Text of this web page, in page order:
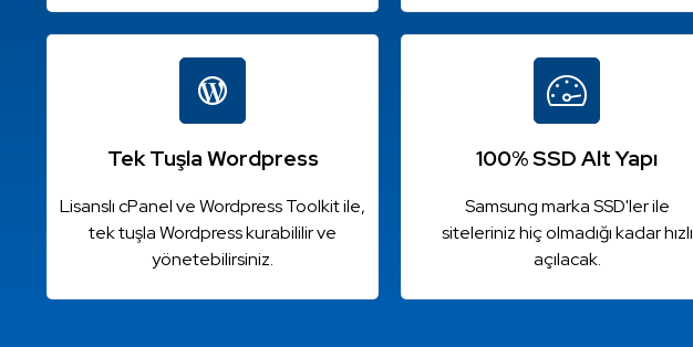
Tek Tuşla Wordpress
Lisanslı cPanel ve Wordpress Toolkit ile,
tek tuşla Wordpress kurabililir ve
yönetebilirsiniz.
100% SSD Alt Yapı
Samsung marka SSD'ler ile
siteleriniz hiç olmadığı kadar hızlı
açılacak.